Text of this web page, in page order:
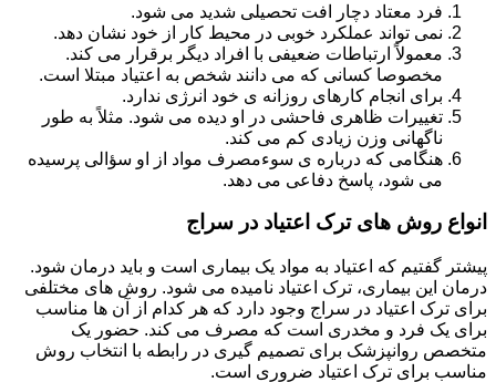
فرد معتاد دچار افت تحصیلی شدید می شود.
نمی تواند عملکرد خوبی در محیط کار از خود نشان دهد.
معمولاً ارتباطات ضعیفی با افراد دیگر برقرار می کند.
مخصوصا کسانی که می دانند شخص به اعتیاد مبتلا است.
برای انجام کارهای روزانه ی خود انرژی ندارد.
تغییرات ظاهری فاحشی در او دیده می شود. مثلاً به طور
ناگهانی وزن زیادی کم می کند.
هنگامی که درباره ی سوءمصرف مواد از او سؤالی پرسیده
می شود، پاسخ دفاعی می دهد.
انواع روش های ترک اعتیاد در سراج
پیشتر گفتیم که اعتیاد به مواد یک بیماری است و باید درمان شود.
درمان این بیماری، ترک اعتیاد نامیده می شود. روش های مختلفی
برای ترک اعتیاد در سراج وجود دارد که هر کدام از آن ها مناسب
برای یک فرد و مخدری است که مصرف می کند. حضور یک
متخصص روانپزشک برای تصمیم گیری در رابطه با انتخاب روش
مناسب برای ترک اعتیاد ضروری است.